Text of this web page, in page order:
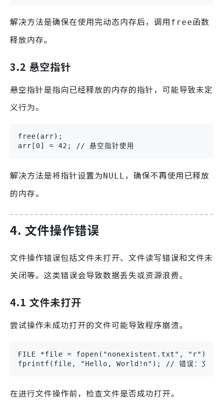
解决方法是确保在使用完动态内存后，调用free函数
释放内存。
3.2 悬空指针
悬空指针是指向已经释放的内存的指针，可能导致未定
义行为。
free(arr);
arr[0] = 42; // 悬空指针使用
解决方法是将指针设置为NULL ，确保不再使用已释放
的内存。
4. 文件操作错误
文件操作错误包括文件未打开、文件读写错误和文件未
关闭等。这类错误会导致数据丢失或资源浪费。
4.1 文件未打开
尝试操作未成功打开的文件可能导致程序崩溃。
FILE *file = fopen("nonexistent.txt", "r");
fprintf(file, "Hello, World!n"); // 错误：文件未
在进行文件操作前，检查文件是否成功打开。